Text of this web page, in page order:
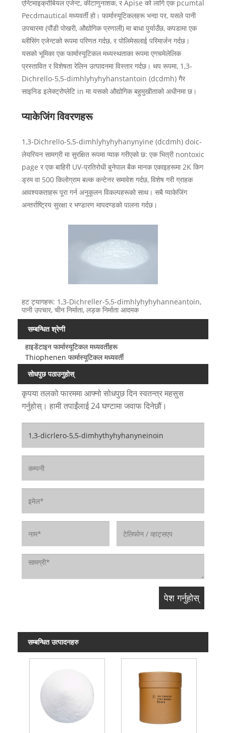
एन्टिमाइक्रोबियल एजेन्ट, कीटाणुनाशक, र Apise को लागि एक pcumtal
Pecdmautical मध्यवर्ती हो। फार्मास्यूटिकलहरू भन्दा पर, यसले पानी
उपचारमा (पौंडी पोखरी, औद्योगिक प्रणाली) मा बाधा पुर्याउँछ, कपडामा एक
ब्लीसिंग एजेन्टको रूपमा परिणत गर्दछ, र पोलिमेसलाई परिमार्जन गर्दछ।
यसको भूमिका एक फार्मास्यूटिकल मध्यस्थताका रूपमा एगचमेलेलिक
प्रस्तावित र विशेषता रेलिन उत्पादनमा विस्तार गर्दछ। थप रूपमा, 1,3-
Dichrello-5,5-dimhlyhyhyhanstantoin (dcdmh) गैर
साइनिड इलेक्ट्रोप्लेटि in मा यसको औद्योगिक बहुमुखीताको अधीनमा छ।
प्याकेजिंग विवरणहरू
1,3-Dichrello-5,5-dimhlyhyhyhanynyine (dcdmh) doic-
लेयरियन सामग्री मा सुरक्षित रूपमा प्याक गरीएको छ: एक भित्री nontoxic
page र एक बाहिरी UV-प्रतिरोधी बुनेपाल बैक मानक एकाइहरूमा 2K किग
ड्रम वा 500 किलोग्राम बल्क कन्टेनर समावेश गर्दछ, विशेष गरी ग्राहक
आवश्यकताहरू पूरा गर्न अनुकूलन विकल्पहरूको साथ। सबै प्याकेजिंग
अन्तर्राष्ट्रिय सुरक्षा र भण्डारण मापदण्डको पालना गर्दछ।
हट ट्यागहरू: 1,3-Dichreller-5,5-dimhlyhyhyhanneantoin,
पानी उपचार, चीन निर्माता, लड़क निर्माता आदमक
सम्बन्धित श्रेणी
हाइडेंटाइन फार्मास्यूटिकल मध्यवर्तीहरू
Thiophenen फार्मास्यूटिकल मध्यवर्ती
सोधपुछ पठाउनुहोस्
कृपया तलको फारममा आफ्नो सोधपुछ दिन स्वतन्त्र महसुस
गर्नुहोस्। हामी तपाईंलाई 24 घण्टामा जवाफ दिनेछौं।
सम्बन्धित उत्पादनहरु